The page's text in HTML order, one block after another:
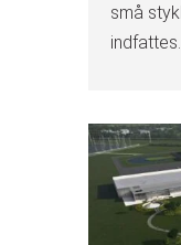
små
indfattes.